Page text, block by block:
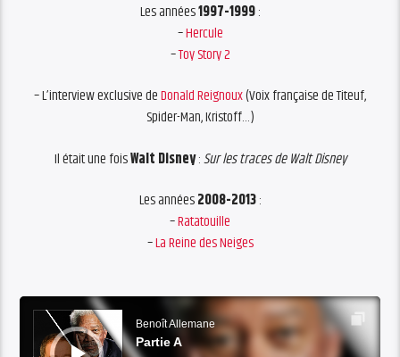
Les années1997-1999:
–Hercule
–Toy Story 2
– L’interview exclusive deDonald Reignoux(Voix française de Titeuf,
Spider-Man, Kristoff…)
Il était une foisWalt Disney:Sur les traces de Walt Disney
Les années2008-2013:
–Ratatouille
–La Reine des Neiges
Audio
Player
Benoît Allemane
Partie A